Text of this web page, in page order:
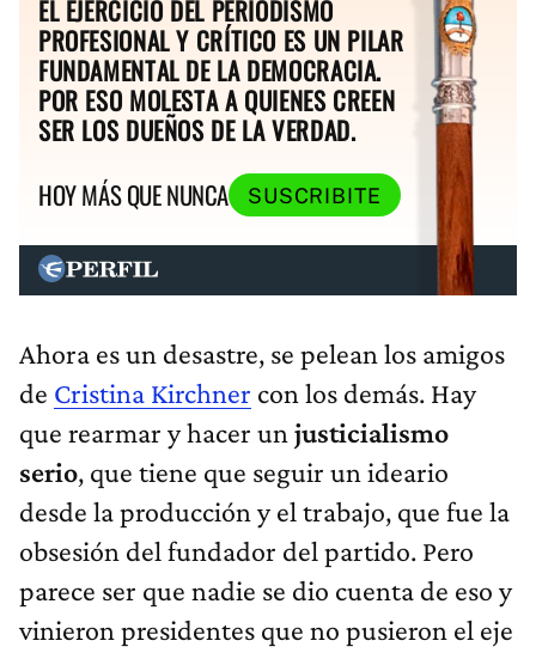
EL EJERCICIO DEL PERIODISMO
PROFESIONAL Y CRÍTICO ES UN PILAR
FUNDAMENTAL DE LA DEMOCRACIA.
POR ESO MOLESTA A QUIENES CREEN
SER LOS DUEÑOS DE LA VERDAD.
HOY MÁS QUE NUNCA
SUSCRIBITE
Ahora es un desastre, se pelean los amigos
de Cristina Kirchner con los demás. Hay
que rearmar y hacer un justicialismo
serio, que tiene que seguir un ideario
desde la producción y el trabajo, que fue la
obsesión del fundador del partido. Pero
parece ser que nadie se dio cuenta de eso y
vinieron presidentes que no pusieron el eje